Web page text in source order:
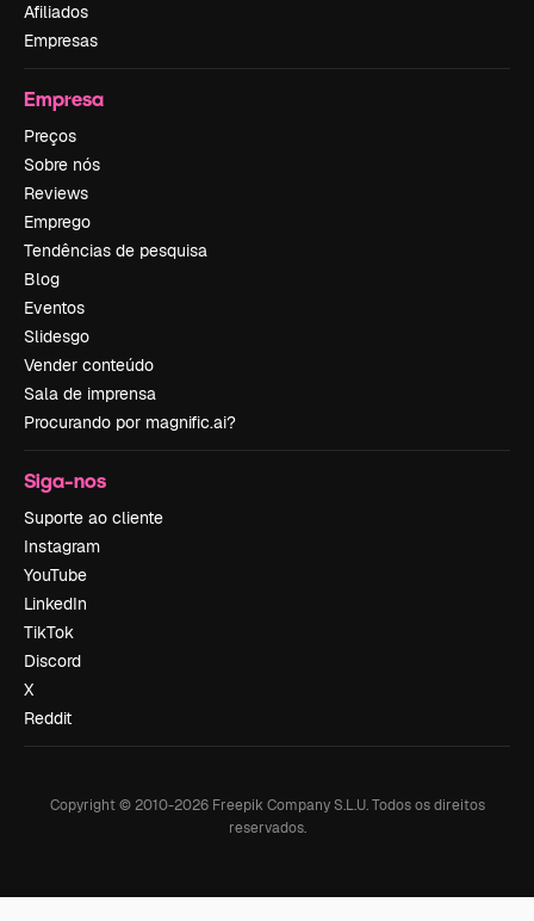
Afiliados
Empresas
Empresa
Preços
Sobre nós
Reviews
Emprego
Tendências de pesquisa
Blog
Eventos
Slidesgo
Vender conteúdo
Sala de imprensa
Procurando por magnific.ai?
Siga-nos
Suporte ao cliente
Instagram
YouTube
LinkedIn
TikTok
Discord
X
Reddit
Copyright © 2010-2026Freepik Company S.L.U. Todos os direitos
reservados.